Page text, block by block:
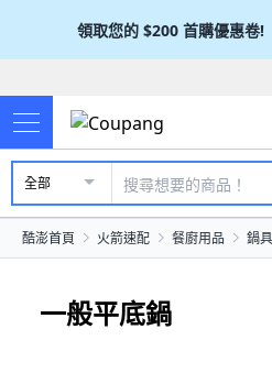
領取您的 $200 首購優惠卷!
全部
酷澎首頁 火箭速配 餐廚用品 鍋具
一般平底鍋